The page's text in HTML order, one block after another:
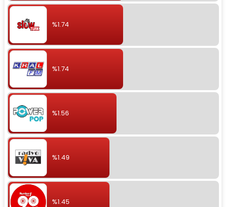
%1.74
%1.74
%1.56
%1.49
%1.45